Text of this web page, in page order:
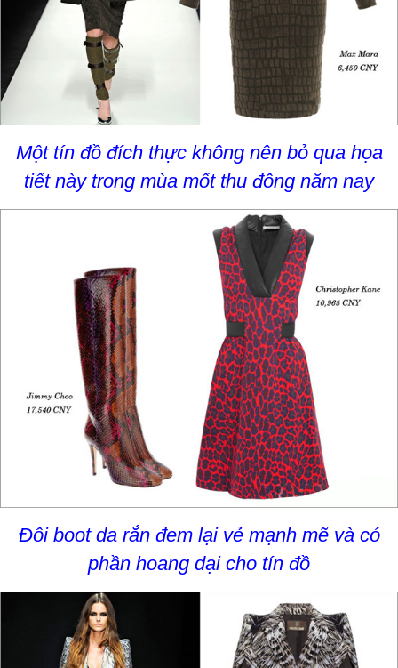
Một tín đồ đích thực không nên bỏ qua họa
tiết này trong mùa mốt thu đông năm nay
Đôi boot da rắn đem lại vẻ mạnh mẽ và có
phần hoang dại cho tín đồ